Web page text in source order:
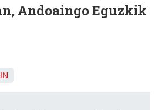
Andoaingo Eguzkik